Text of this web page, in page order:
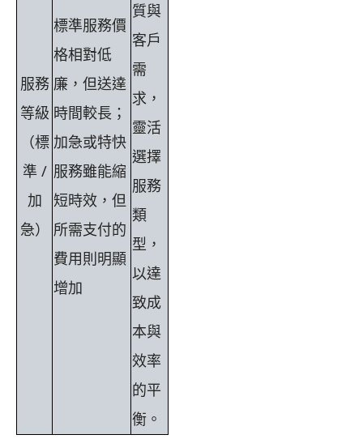
服務
等級
（標
準 /
加
急）
標準服務價
格相對低
廉，但送達
時間較長；
加急或特快
服務雖能縮
短時效，但
所需支付的
費用則明顯
增加
質與
客戶
需
求，
靈活
選擇
服務
類
型，
以達
致成
本與
效率
的平
衡。